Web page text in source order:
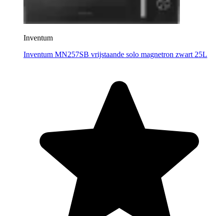
Inventum
Inventum MN257SB vrijstaande solo magnetron zwart 25L